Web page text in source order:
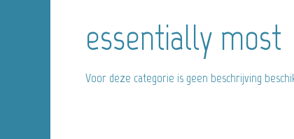
essentially most
Voor deze categorie is geen beschrijving